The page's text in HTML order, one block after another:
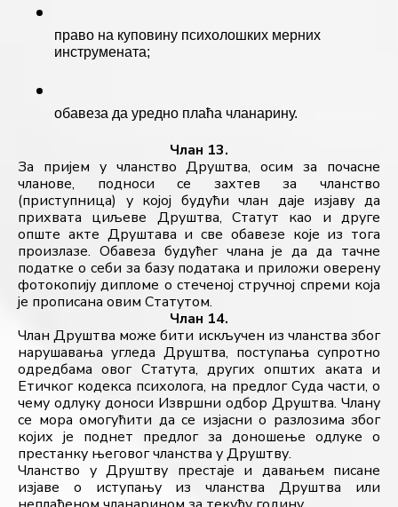
право на куповину психолошких мерних
инструмената;
обавеза да уредно плаћа чланарину.
Члан 13.
За пријем у чланство Друштва, осим за почасне
чланове, подноси се захтев за чланство
(приступница) у којој будући члан даје изјаву да
прихвата циљеве Друштва, Статут као и друге
опште акте Друштава и све обавезе које из тога
произлазе. Обавеза будућег члана јe да да тачнe
податке о себи за базу података и приложи оверену
фотокопију дипломе о стеченој стручној спреми која
је прописана овим Статутом.
Члан 14.
Члан Друштва може бити искључен из чланства због
нарушавања угледа Друштва, поступања супротно
одредбама овог Статута, других општих аката и
Етичког кодекса психолога, на предлог Суда части, о
чему одлуку доноси Извршни одбор Друштва. Члану
се мора омогућити да се изјасни о разлозима због
којих је поднет предлог за доношење одлуке о
престанку његовог чланства у Друштву.
Чланство у Друштву престаје и давањем писане
изјаве о иступању из чланства Друштва или